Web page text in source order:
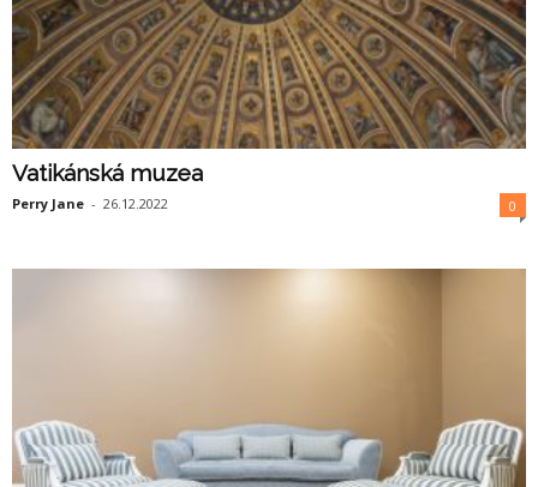
Vatikánská muzea
Perry Jane - 26.12.2022 0